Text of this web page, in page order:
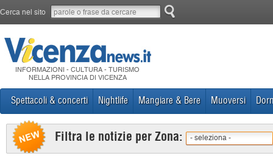
Cerca nel sito
INFORMAZIONI - CULTURA - TURISMO
NELLA PROVINCIA DI VICENZA
Spettacoli & concerti Nightlife Mangiare & Bere Muoversi
Filtra le notizie per Zona: - seleziona -